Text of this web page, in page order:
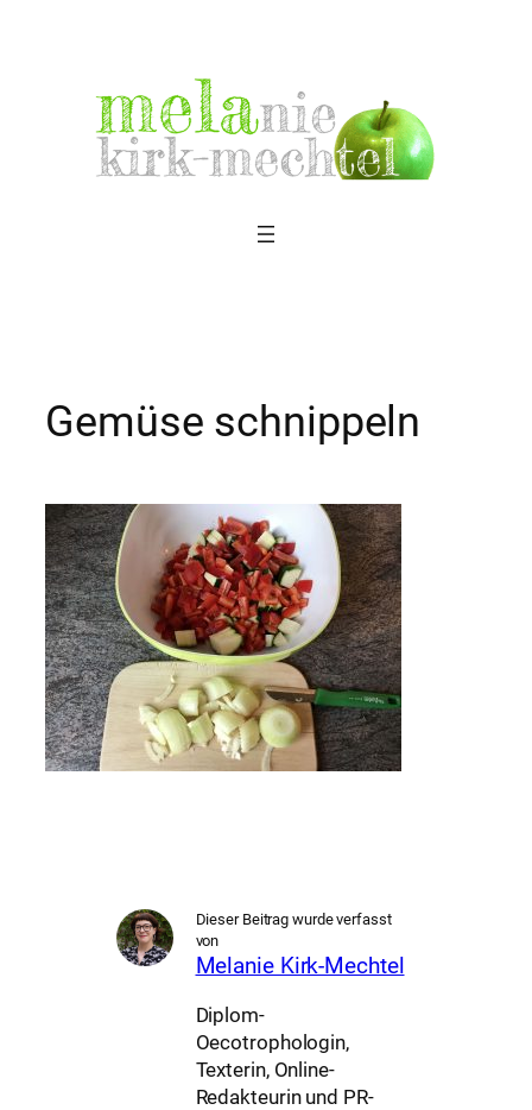
Gemüse schnippeln
Dieser Beitrag wurde verfasst
von
Melanie Kirk-Mechtel
Diplom-
Oecotrophologin,
Texterin, Online-
Redakteurin und PR-